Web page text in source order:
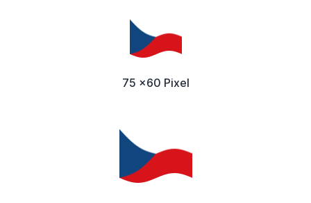
75 x60 Pixel